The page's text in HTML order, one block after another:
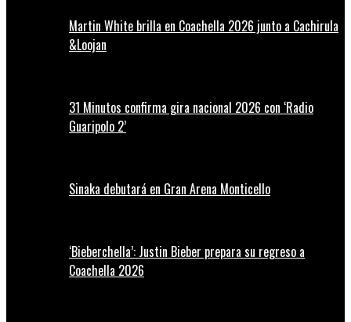
Martin White brilla en Coachella 2026 junto a Cachirula
&Loojan
31 Minutos confirma gira nacional 2026 con ‘Radio
Guaripolo 2’
Sinaka debutará en Gran Arena Monticello
‘Bieberchella’: Justin Bieber prepara su regreso a
Coachella 2026